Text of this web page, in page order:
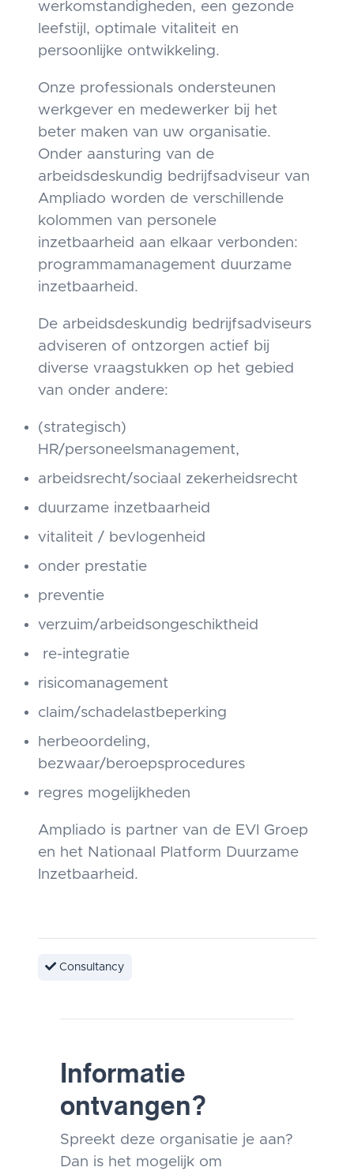
werkomstandigheden, een gezonde
leefstijl, optimale vitaliteit en
persoonlijke ontwikkeling.
Onze professionals ondersteunen
werkgever en medewerker bij het
beter maken van uw organisatie.
Onder aansturing van de
arbeidsdeskundig bedrijfsadviseur van
Ampliado worden de verschillende
kolommen van personele
inzetbaarheid aan elkaar verbonden:
programmamanagement duurzame
inzetbaarheid.
De arbeidsdeskundig bedrijfsadviseurs
adviseren of ontzorgen actief bij
diverse vraagstukken op het gebied
van onder andere:
(strategisch)
HR/personeelsmanagement,
arbeidsrecht/sociaal zekerheidsrecht
duurzame inzetbaarheid
vitaliteit / bevlogenheid
onder prestatie
preventie
verzuim/arbeidsongeschiktheid
re-integratie
risicomanagement
claim/schadelastbeperking
herbeoordeling,
bezwaar/beroepsprocedures
regres mogelijkheden
Ampliado is partner van de EVI Groep
en het Nationaal Platform Duurzame
Inzetbaarheid.
Consultancy
Informatie
ontvangen?
Spreekt deze organisatie je aan?
Dan is het mogelijk om